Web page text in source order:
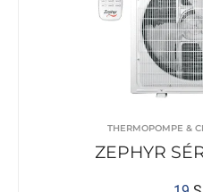
THERMOPOMPE &
ZEPHYR